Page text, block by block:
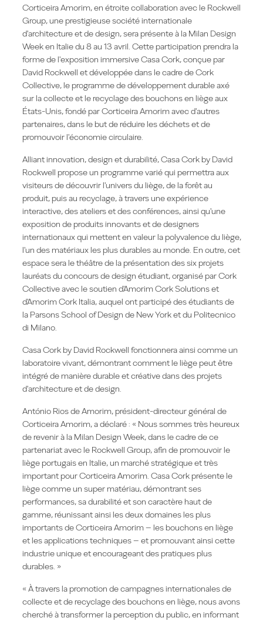
Corticeira Amorim, en étroite collaboration avec le Rockwell
Group, une prestigieuse société internationale
d'architecture et de design, sera présente à la Milan Design
Week en Italie du 8 au 13 avril. Cette participation prendra la
forme de l'exposition immersive Casa Cork, conçue par
David Rockwell et développée dans le cadre de Cork
Collective, le programme de développement durable axé
sur la collecte et le recyclage des bouchons en liège aux
États-Unis, fondé par Corticeira Amorim avec d'autres
partenaires, dans le but de réduire les déchets et de
promouvoir l'économie circulaire.
Alliant innovation, design et durabilité, Casa Cork by David
Rockwell propose un programme varié qui permettra aux
visiteurs de découvrir l'univers du liège, de la forêt au
produit, puis au recyclage, à travers une expérience
interactive, des ateliers et des conférences, ainsi qu'une
exposition de produits innovants et de designers
internationaux qui mettent en valeur la polyvalence du liège,
l'un des matériaux les plus durables au monde. En outre, cet
espace sera le théâtre de la présentation des six projets
lauréats du concours de design étudiant, organisé par Cork
Collective avec le soutien d'Amorim Cork Solutions et
d'Amorim Cork Italia, auquel ont participé des étudiants de
la Parsons School of Design de New York et du Politecnico
di Milano.
Casa Cork by David Rockwell fonctionnera ainsi comme un
laboratoire vivant, démontrant comment le liège peut être
intégré de manière durable et créative dans des projets
d'architecture et de design.
António Rios de Amorim, président-directeur général de
Corticeira Amorim, a déclaré : « Nous sommes très heureux
de revenir à la Milan Design Week, dans le cadre de ce
partenariat avec le Rockwell Group, afin de promouvoir le
liège portugais en Italie, un marché stratégique et très
important pour Corticeira Amorim. Casa Cork présente le
liège comme un super matériau, démontrant ses
performances, sa durabilité et son caractère haut de
gamme, réunissant ainsi les deux domaines les plus
importants de Corticeira Amorim – les bouchons en liège
et les applications techniques – et promouvant ainsi cette
industrie unique et encourageant des pratiques plus
durables. »
« À travers la promotion de campagnes internationales de
collecte et de recyclage des bouchons en liège, nous avons
cherché à transformer la perception du public, en informant